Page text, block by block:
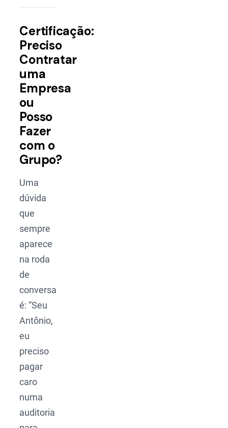
Certificação:
Preciso
Contratar
uma
Empresa
ou
Posso
Fazer
com o
Grupo?
Uma
dúvida
que
sempre
aparece
na roda
de
conversa
é: “Seu
Antônio,
eu
preciso
pagar
caro
numa
auditoria